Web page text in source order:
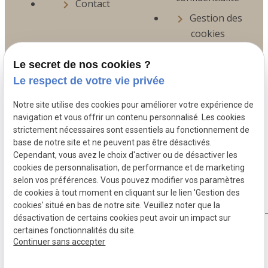
chevron_right Contact
chevron_right Gestion des
cookies
Me contacter
02.775.26.89
contact@patynurseandcare.be
place
Rue Louis Lumière 11,1190 Forest Bruxelles
TVA Intracommunautaire :
Le secret de nos cookies ?
Le respect de votre vie privée
Notre site utilise des cookies pour améliorer votre expérience de
navigation et vous offrir un contenu personnalisé. Les cookies
strictement nécessaires sont essentiels au fonctionnement de
base de notre site et ne peuvent pas être désactivés.
Cependant, vous avez le choix d'activer ou de désactiver les
cookies de personnalisation, de performance et de marketing
selon vos préférences. Vous pouvez modifier vos paramètres
de cookies à tout moment en cliquant sur le lien 'Gestion des
cookies' situé en bas de notre site. Veuillez noter que la
désactivation de certains cookies peut avoir un impact sur
certaines fonctionnalités du site.
Continuer sans accepter